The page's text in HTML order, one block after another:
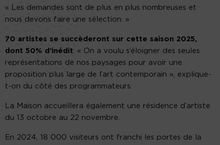
« Les demandes sont de plus en plus nombreuses et
nous devons faire une sélection. »
70 artistes se succèderont sur cette saison 2025,
dont 50% d’inédit. « On a voulu s’éloigner des seules
représentations de nos paysages pour avoir une
proposition plus large de l’art contemporain », explique-
t-on du côté des programmateurs.
La Maison accueillera également une résidence d’artiste
du 13 octobre au 22 novembre.
En 2024, 18 000 visiteurs ont franchi les portes de la